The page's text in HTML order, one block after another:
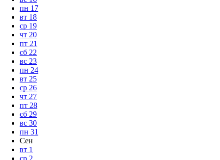
пн 17
вт 18
ср 19
чт 20
пт 21
сб 22
вс 23
пн 24
вт 25
ср 26
чт 27
пт 28
сб 29
вс 30
пн 31
Сен
вт 1
ср 2